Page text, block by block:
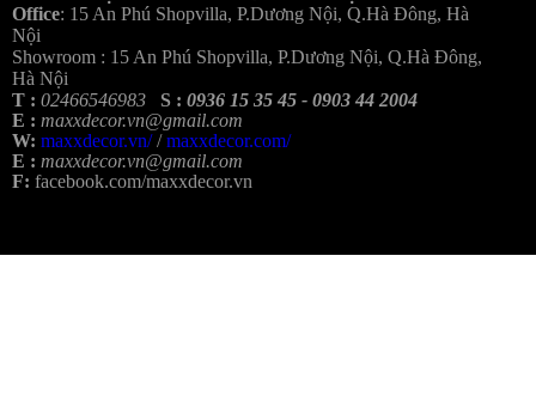
Office: 15 An Phú Shopvilla, P.Dương Nội, Q.Hà Đông, Hà
Nội
Showroom : 15 An Phú Shopvilla, P.Dương Nội, Q.Hà Đông,
Hà Nội
T : 02466546983 S : 0936 15 35 45 - 0903 44 2004
E : maxxdecor.vn@gmail.com
W: maxxdecor.vn//maxxdecor.com/
E : maxxdecor.vn@gmail.com
F: facebook.com/maxxdecor.vn